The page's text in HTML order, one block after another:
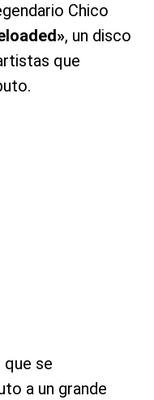
Chico
, un disco
que
se
a un grande